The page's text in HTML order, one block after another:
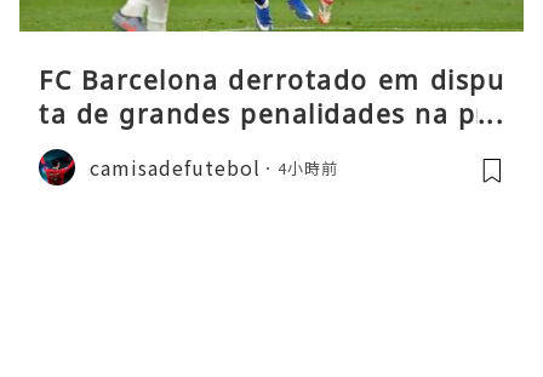
FC Barcelona derrotado em dispu
ta de grandes penalidades na pré
-época
camisadefutebol 4小時前